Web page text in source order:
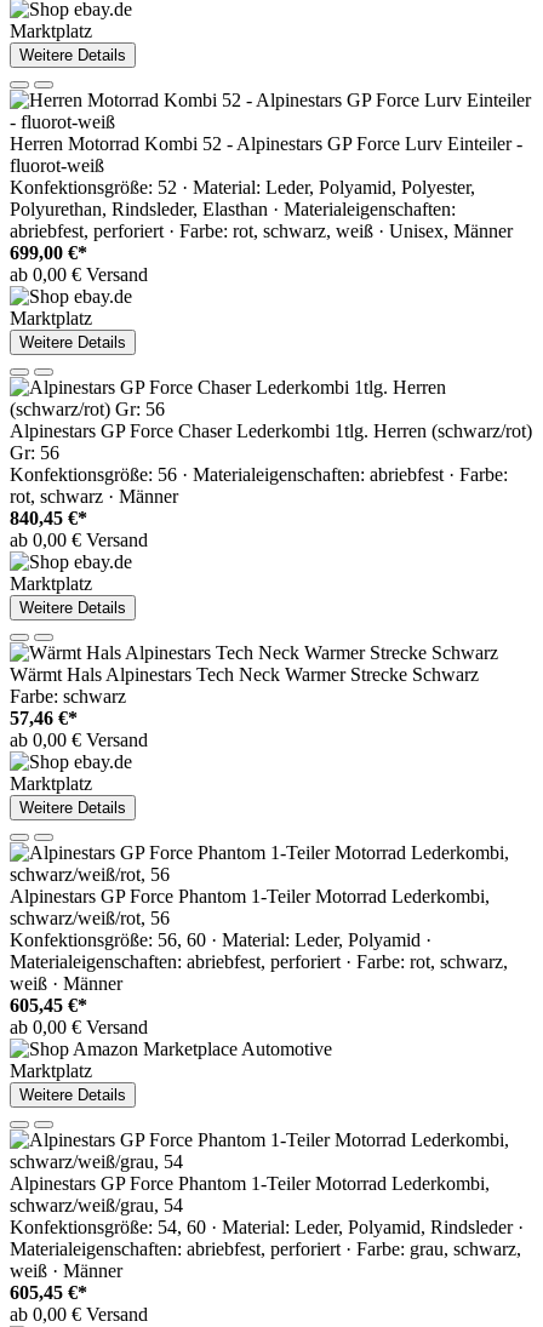
Marktplatz
Weitere Details
Herren Motorrad Kombi 52 - Alpinestars GP Force Lurv Einteiler -
fluorot-weiß
Konfektionsgröße: 52 · Material: Leder, Polyamid, Polyester,
Polyurethan, Rindsleder, Elasthan · Materialeigenschaften:
abriebfest, perforiert · Farbe: rot, schwarz, weiß · Unisex, Männer
699,00 €*
ab 0,00 € Versand
Marktplatz
Weitere Details
Alpinestars GP Force Chaser Lederkombi 1tlg. Herren (schwarz/rot)
Gr: 56
Konfektionsgröße: 56 · Materialeigenschaften: abriebfest · Farbe:
rot, schwarz · Männer
840,45 €*
ab 0,00 € Versand
Marktplatz
Weitere Details
Wärmt Hals Alpinestars Tech Neck Warmer Strecke Schwarz
Farbe: schwarz
57,46 €*
ab 0,00 € Versand
Marktplatz
Weitere Details
Alpinestars GP Force Phantom 1-Teiler Motorrad Lederkombi,
schwarz/weiß/rot, 56
Konfektionsgröße: 56, 60 · Material: Leder, Polyamid ·
Materialeigenschaften: abriebfest, perforiert · Farbe: rot, schwarz,
weiß · Männer
605,45 €*
ab 0,00 € Versand
Marktplatz
Weitere Details
Alpinestars GP Force Phantom 1-Teiler Motorrad Lederkombi,
schwarz/weiß/grau, 54
Konfektionsgröße: 54, 60 · Material: Leder, Polyamid, Rindsleder ·
Materialeigenschaften: abriebfest, perforiert · Farbe: grau, schwarz,
weiß · Männer
605,45 €*
ab 0,00 € Versand